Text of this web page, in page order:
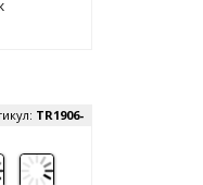
TR1906-